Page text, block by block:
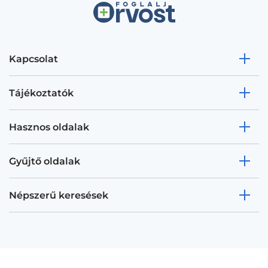
Kapcsolat
Tájékoztatók
Hasznos oldalak
Gyűjtő oldalak
Népszerű keresések